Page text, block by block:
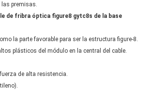
las premisas.
de fribra óptica figure8 gytc8s de la base
la parte favorable para ser la estructura figure-8.
plásticos del módulo en la central del cable.
de alta resistencia.